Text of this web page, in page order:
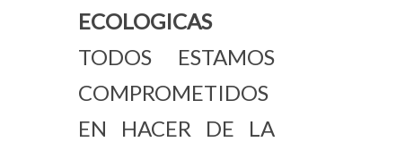
ECOLOGICAS
TODOS ESTAMOS
COMPROMETIDOS
EN HACER DE LA